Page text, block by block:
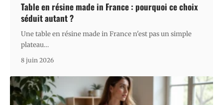
Table en résine made in France : pourquoi ce choix
séduit autant ?
Une table en résine made in France n'est pas un simple
plateau…
8 juin 2026